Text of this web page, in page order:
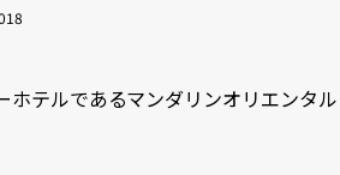
ホテルであるマンダリンオリエンタル